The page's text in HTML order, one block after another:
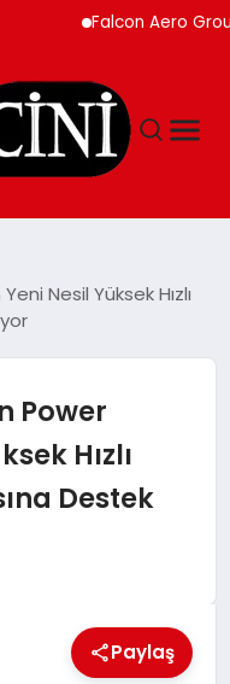
Falcon Aero Group,
Nesil Yüksek Hızlı
Power
Hızlı
Destek
Paylaş